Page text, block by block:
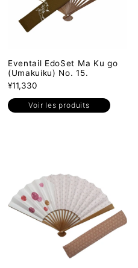
Eventail EdoSet Ma Ku go
(Umakuiku) No. 15.
¥11,330
Voir les produits